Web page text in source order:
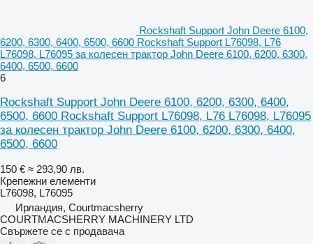
Rockshaft Support John Deere 6100,
6200, 6300, 6400, 6500, 6600 Rockshaft Support L76098, L76
L76098, L76095 за колесен трактор John Deere 6100, 6200, 6300,
6400, 6500, 6600
6
Rockshaft Support John Deere 6100, 6200, 6300, 6400,
6500, 6600 Rockshaft Support L76098, L76 L76098, L76095
за колесен трактор John Deere 6100, 6200, 6300, 6400,
6500, 6600
150 € ≈ 293,90 лв.
Крепежни елементи
L76098, L76095
Ирландия, Courtmacsherry
COURTMACSHERRY MACHINERY LTD
Свържете се с продавача